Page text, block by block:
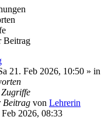
Beitrag
21. Feb 2026, 10:50 » in
Zugriffe
Beitrag von Lehrerin
Feb 2026, 08:33